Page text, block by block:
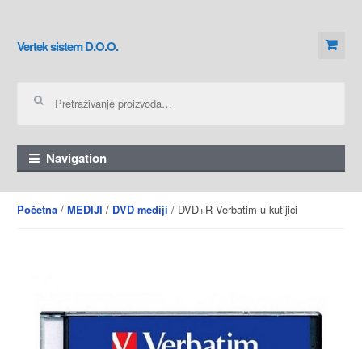
Skip to navigation
Skip to content
Vertek sistem D.O.O.
Navigation
Početna/ MEDIJI / DVD mediji / DVD+R Verbatim u kutijici